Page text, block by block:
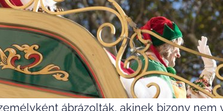
ábrázolták, akinek bizony nem